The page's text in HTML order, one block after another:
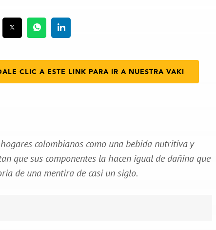
CLIC A ESTE LINK PARA IR A NUESTRA VAKI
colombianos como una bebida nutritiva y
que sus componentes la hacen igual de dañina que
de una mentira de casi un siglo.